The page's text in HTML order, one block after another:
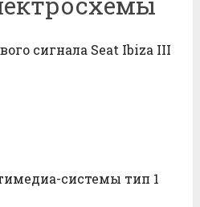
сигнала Seat Ibiza III
системы тип 1